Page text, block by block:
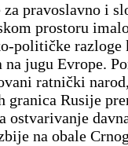
pravoslavno i
prostoru
političke
jugu Evrope.
ratnički
granica Rusije
ostvarivanje
na obale